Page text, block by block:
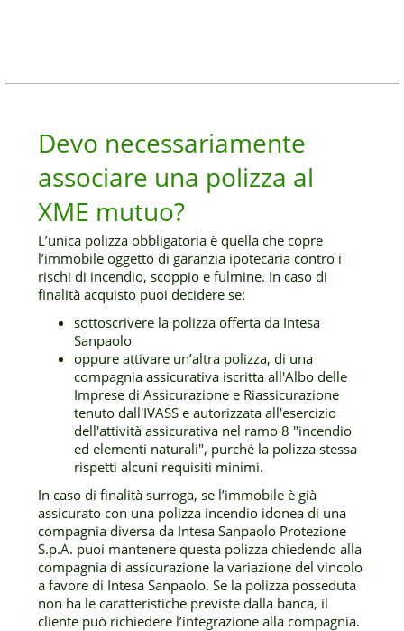
Devo necessariamente
associare una polizza al
XME mutuo?
L’unica polizza obbligatoria è quella che copre
l’immobile oggetto di garanzia ipotecaria contro i
rischi di incendio, scoppio e fulmine. In caso di
finalità acquisto puoi decidere se:
sottoscrivere la polizza offerta da Intesa
Sanpaolo
oppure attivare un’altra polizza, di una
compagnia assicurativa iscritta all'Albo delle
Imprese di Assicurazione e Riassicurazione
tenuto dall'IVASS e autorizzata all'esercizio
dell'attività assicurativa nel ramo 8 "incendio
ed elementi naturali", purché la polizza stessa
rispetti alcuni requisiti minimi.
In caso di finalità surroga, se l’immobile è già
assicurato con una polizza incendio idonea di una
compagnia diversa da Intesa Sanpaolo Protezione
S.p.A. puoi mantenere questa polizza chiedendo alla
compagnia di assicurazione la variazione del vincolo
a favore di Intesa Sanpaolo. Se la polizza posseduta
non ha le caratteristiche previste dalla banca, il
cliente può richiedere l’integrazione alla compagnia.